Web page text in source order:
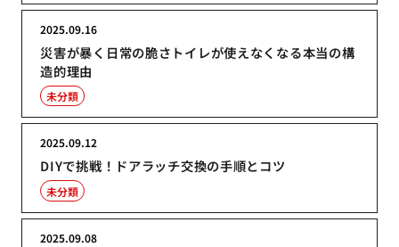
災害が暴く日常の脆さトイレが使えなくなる本当の構
造的理由
2025.09.16
未分類
DIYで挑戦！ドアラッチ交換の手順とコツ
2025.09.12
未分類
2025.09.08